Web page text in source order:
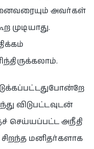
அவர்கள்
விடுபட்டவுடன்
செய்யப்பட்ட அநீதி
மனிதர்களாக